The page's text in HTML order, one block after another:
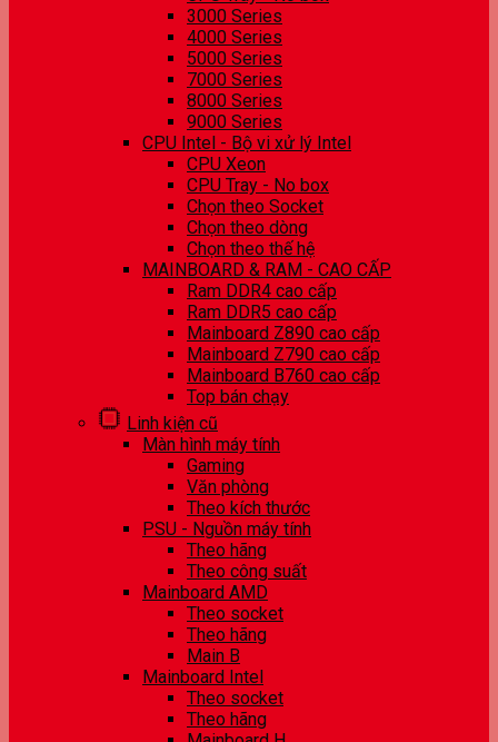
3000 Series
4000 Series
5000 Series
7000 Series
8000 Series
9000 Series
CPU Intel - Bộ vi xử lý Intel
CPU Xeon
CPU Tray - No box
Chọn theo Socket
Chọn theo dòng
Chọn theo thế hệ
MAINBOARD & RAM - CAO CẤP
Ram DDR4 cao cấp
Ram DDR5 cao cấp
Mainboard Z890 cao cấp
Mainboard Z790 cao cấp
Mainboard B760 cao cấp
Top bán chạy
Linh kiện cũ
Màn hình máy tính
Gaming
Văn phòng
Theo kích thước
PSU - Nguồn máy tính
Theo hãng
Theo công suất
Mainboard AMD
Theo socket
Theo hãng
Main B
Mainboard Intel
Theo socket
Theo hãng